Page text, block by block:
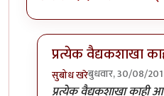
प्रत्येक वैद्यकशाखा
सुबोध खरेबुधवार, 30/08/
In reply toतुम्ही तुमच्या
प्रत्येक वैद्यकशाखा काही